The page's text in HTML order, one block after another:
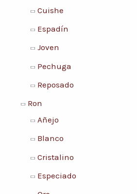
Cuishe
Espadín
Joven
Pechuga
Reposado
Ron
Añejo
Blanco
Cristalino
Especiado